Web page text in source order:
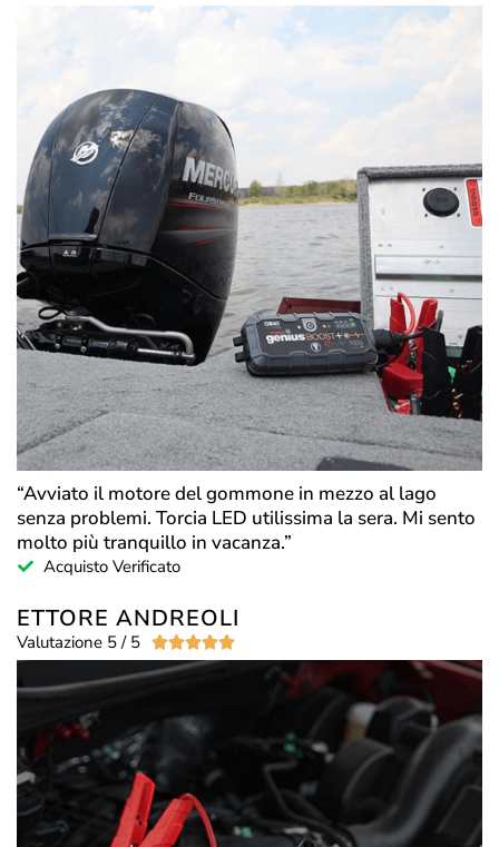
“Avviato il motore del gommone in mezzo al lago
senza problemi. Torcia LED utilissima la sera. Mi sento
molto più tranquillo in vacanza.”
Acquisto Verificato
ETTORE ANDREOLI
Valutazione 5 / 5 